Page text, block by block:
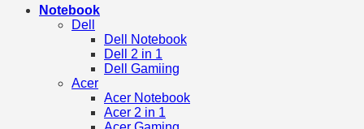
Notebook
Dell
Dell Notebook
Dell 2 in 1
Dell Gamiing
Acer
Acer Notebook
Acer 2 in 1